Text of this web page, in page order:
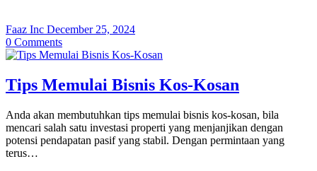
Faaz Inc December 25, 2024
0 Comments
Tips Memulai Bisnis Kos-Kosan
Anda akan membutuhkan tips memulai bisnis kos-kosan, bila
mencari salah satu investasi properti yang menjanjikan dengan
potensi pendapatan pasif yang stabil. Dengan permintaan yang
terus…